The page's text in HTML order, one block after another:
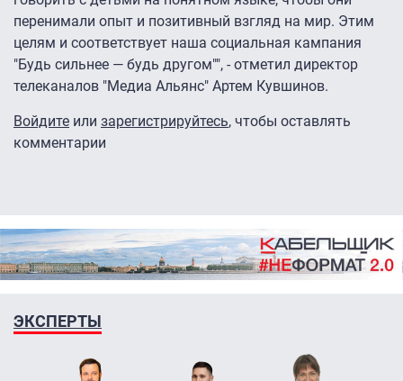
перенимали опыт и позитивный взгляд на мир. Этим
целям и соответствует наша социальная кампания
"Будь сильнее — будь другом"", - отметил директор
телеканалов "Медиа Альянс" Артем Кувшинов.
Войдите или зарегистрируйтесь, чтобы оставлять
комментарии
ЭКСПЕРТЫ